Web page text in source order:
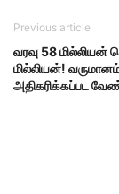
Previous article
வரவு 58 மில்லியன்
மில்லியன்!
அதிகரிக்கப்பட